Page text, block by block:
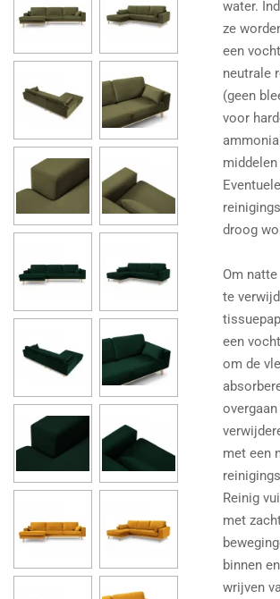
water.
ze
een
neutrale
(geen
voor
droog
Om
te
een
om de
met een
Reinig
met
binnen
wrijven